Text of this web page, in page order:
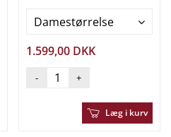
Damestørrelse
1.599,00 DKK
- +
Læg i kurv